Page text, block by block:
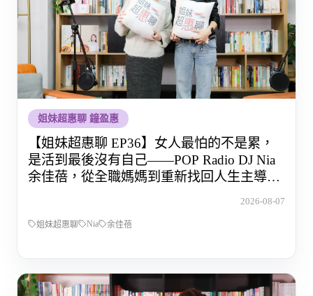
姐妹超惠聊 鐘盈惠
【姐妹超惠聊 EP36】女人最怕的不是累，
是活到最後沒有自己——POP Radio DJ Nia
余佳蓓，從全職媽媽到重新找回人生主導權
2026-08-07
姐妹超惠聊 Nia 余佳蓓